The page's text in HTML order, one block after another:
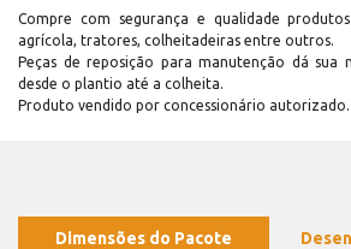
Compre com segurança e qualidade
agrícola, tratores, colheitadeiras entre outros.
Peças de reposição para manutenção dá sua
desde o plantio até a colheita.
Produto vendido por concessionário autorizado.
Dimensões do Pacote